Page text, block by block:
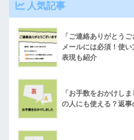
人気記事
「ご連絡ありがとう
メールには必須！使
表現も紹介
「お手数をおかけし
の人にも使える？返